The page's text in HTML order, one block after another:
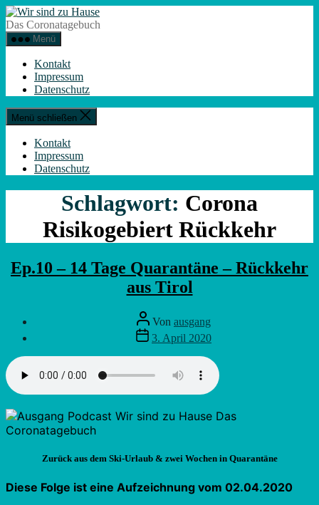
Zum
Inhalt
springen
Wir
sind
Das Coronatagebuch
Menü
Kontakt
Impressum
Datenschutz
Menü schließen
Kontakt
Impressum
Datenschutz
Schlagwort: Corona
Risikogebiert Rückkehr
Ep.10 – 14 Tage Quarantäne – Rückkehr
aus Tirol
Beitragsautor
Von ausgang
Veröffentlichungsdatum
3. April 2020
Zurück aus dem Ski-Urlaub & zwei Wochen in Quarantäne
Diese Folge ist eine Aufzeichnung vom 02.04.2020